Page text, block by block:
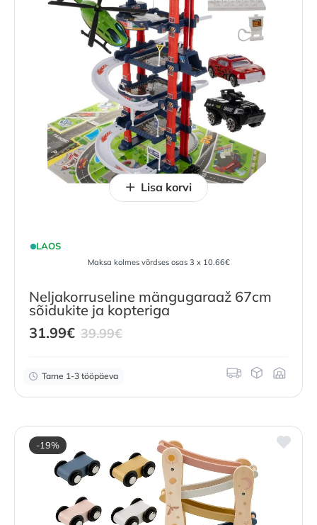
LAOS
Maksa kolmes võrdses osas 3 x 10.66€
Neljakorruseline mängugaraaž 67cm
sõidukite ja kopteriga
31.99€ Current
is:
31.99
39.99€Original
Tarne 1-3 tööpäeva
Lisa korvi
-19%